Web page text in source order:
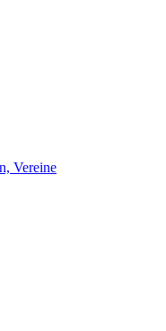
Vereine